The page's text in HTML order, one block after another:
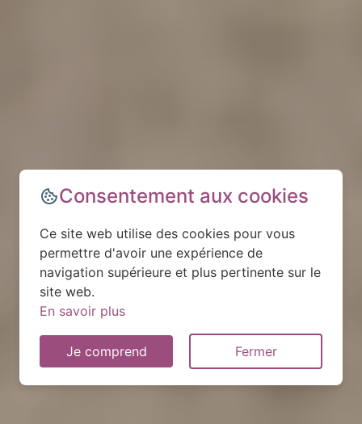
Consentement aux cookies
Ce site web utilise des cookies pour vous
permettre d'avoir une expérience de
navigation supérieure et plus pertinente sur le
site web.
En savoir plus
Je comprend Fermer